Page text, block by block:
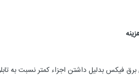
برق فیکس بدلیل داشتن اجزاء کمتر نسبت به